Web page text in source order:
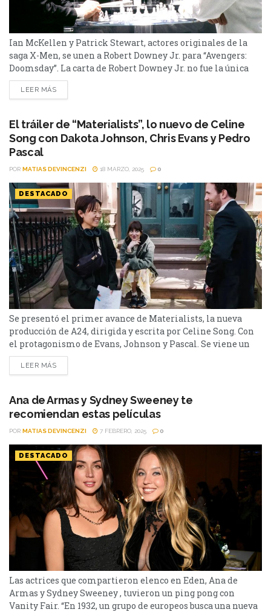
Ian McKellen y Patrick Stewart, actores originales de la
saga X-Men, se unen a Robert Downey Jr. para “Avengers:
Doomsday”. La carta de Robert Downey Jr. no fue la única
que Marvel tenía bajo la manga para que Avengers:
Doomsday sea un éxito rotundo en la taquilla. La nueva
Stewart, que...
LEER MÁS
El tráiler de “Materialists”, lo nuevo de Celine
Song con Dakota Johnson, Chris Evans y Pedro
Pascal
POR MATIAS DEVINCENZI 18 MARZO, 2025 0
DESTACADO
Se presentó el primer avance de Materialists, la nueva
producción de A24, dirigida y escrita por Celine Song. Con
el protagonismo de Evans, Johnson y Pascal. Se viene un
nuevo romance que seguro dará que hablar: Materialists o
Materialistas. La nueva cinta que está dirigida y escrita por
Johnson, Chris Evans y...
LEER MÁS
Ana de Armas y Sydney Sweeney te
recomiendan estas películas
POR MATIAS DEVINCENZI 7 FEBRERO, 2025 0
DESTACADO
Las actrices que compartieron elenco en Eden, Ana de
Armas y Sydney Sweeney , tuvieron un ping pong con
Vanity Fair. “En 1932, un grupo de europeos busca una nueva